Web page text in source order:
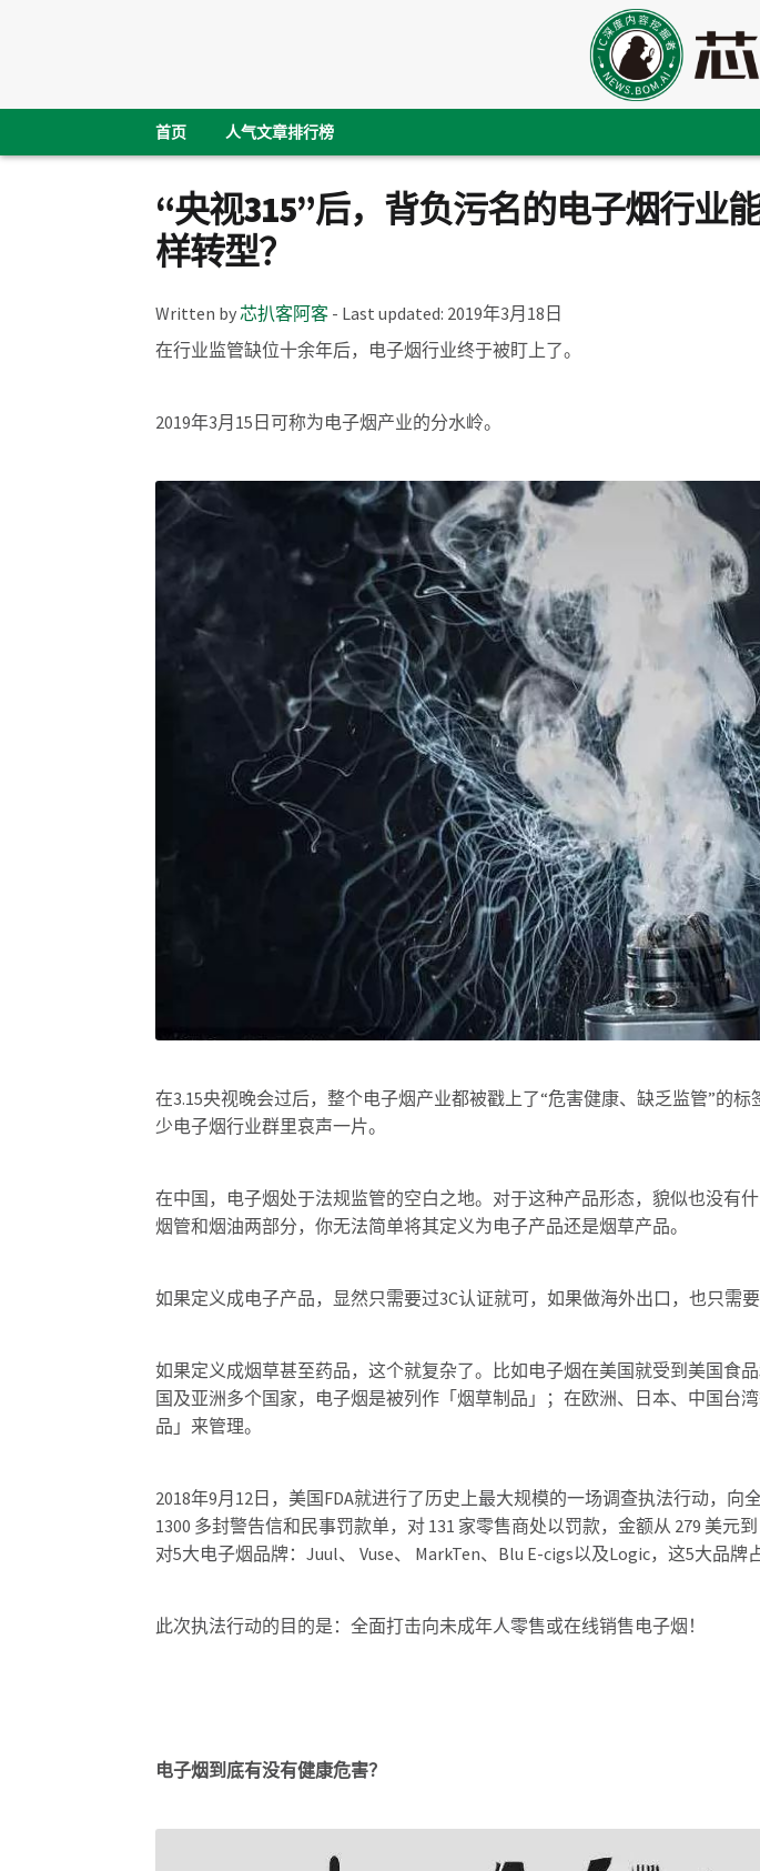
首页 人气文章排行榜
“央视315”后，背负污名的电子烟行业
样转型？
Written by芯扒客阿客 - Last updated: 2019年3月18日
在行业监管缺位十余年后，电子烟行业终于被盯上了。
2019年3月15日可称为电子烟产业的分水岭。
在3.15央视晚会过后，整个电子烟产业都被戳上了“危害健康、缺乏监管”的
少电子烟行业群里哀声一片。
在中国，电子烟处于法规监管的空白之地。对于这种产品形态，貌似也没有
烟管和烟油两部分，你无法简单将其定义为电子产品还是烟草产品。
如果定义成电子产品，显然只需要过3C认证就可，如果做海外出口，也只需
如果定义成烟草甚至药品，这个就复杂了。比如电子烟在美国就受到美国食
国及亚洲多个国家，电子烟是被列作「烟草制品」；在欧洲、日本、中国台
品」来管理。
2018年9月12日，美国FDA就进行了历史上最大规模的一场调查执法行动，向
1300 多封警告信和民事罚款单，对 131 家零售商处以罚款，金额从 279 美元
对5大电子烟品牌：Juul、 Vuse、 MarkTen、Blu E-cigs以及Logic，这5大品牌
此次执法行动的目的是：全面打击向未成年人零售或在线销售电子烟！
电子烟到底有没有健康危害？